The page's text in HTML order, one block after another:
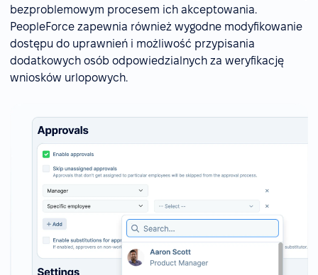
bezproblemowym procesem ich akceptowania.
PeopleForce zapewnia również wygodne modyfikowanie
dostępu do uprawnień i możliwość przypisania
dodatkowych osób odpowiedzialnych za weryfikację
wniosków urlopowych.